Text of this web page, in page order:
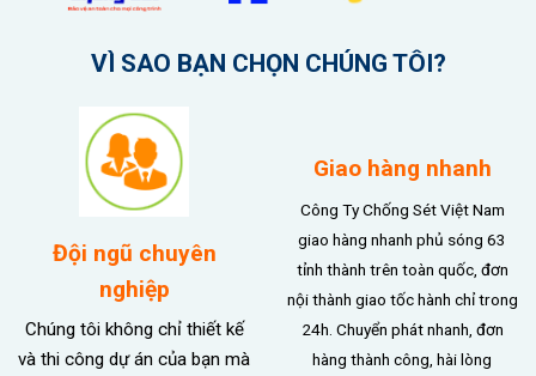
VÌ SAO BẠN CHỌN CHÚNG TÔI?
Đội ngũ chuyên
nghiệp
Chúng tôi không chỉ thiết kế
và thi công dự án của bạn mà
Giao hàng nhanh
Công Ty Chống Sét Việt Nam
giao hàng nhanh phủ sóng 63
tỉnh thành trên toàn quốc, đơn
nội thành giao tốc hành chỉ trong
24h. Chuyển phát nhanh, đơn
hàng thành công, hài lòng